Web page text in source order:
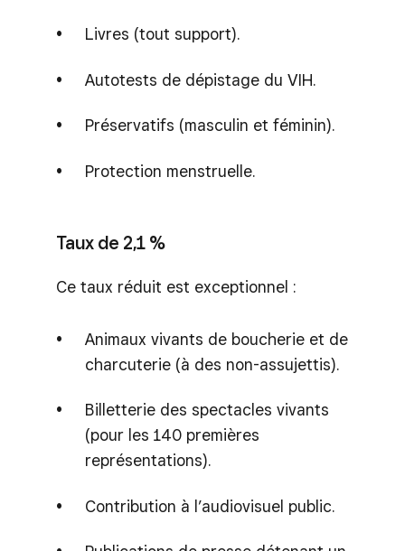
Livres (tout support).
Autotests de dépistage du VIH.
Préservatifs (masculin et féminin).
Protection menstruelle.
Taux de 2,1 %
Ce taux réduit est exceptionnel :
Animaux vivants de boucherie et de
charcuterie (à des non-assujettis).
Billetterie des spectacles vivants
(pour les 140 premières
représentations).
Contribution à l’audiovisuel public.